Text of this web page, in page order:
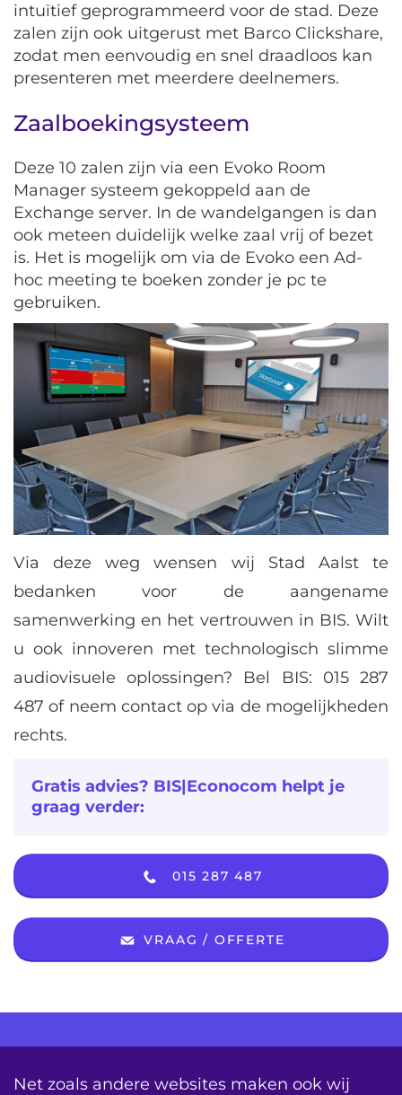
intuïtief geprogrammeerd voor de stad. Deze
zalen zijn ook uitgerust met Barco Clickshare,
zodat men eenvoudig en snel draadloos kan
presenteren met meerdere deelnemers.
Zaalboekingsysteem
Deze 10 zalen zijn via een Evoko Room
Manager systeem gekoppeld aan de
Exchange server. In de wandelgangen is dan
ook meteen duidelijk welke zaal vrij of bezet
is. Het is mogelijk om via de Evoko een Ad-
hoc meeting te boeken zonder je pc te
gebruiken.
Via deze weg wensen wij Stad Aalst te
bedanken voor de aangename
samenwerking en het vertrouwen in BIS. Wilt
u ook innoveren met technologisch slimme
audiovisuele oplossingen? Bel BIS: 015 287
487 of neem contact op via de mogelijkheden
rechts.
Gratis advies? BIS|Econocom helpt je
graag verder:
015 287 487
VRAAG / OFFERTE
AV Consultancy Opleiding Detachering
Net zoals andere websites maken ook wij